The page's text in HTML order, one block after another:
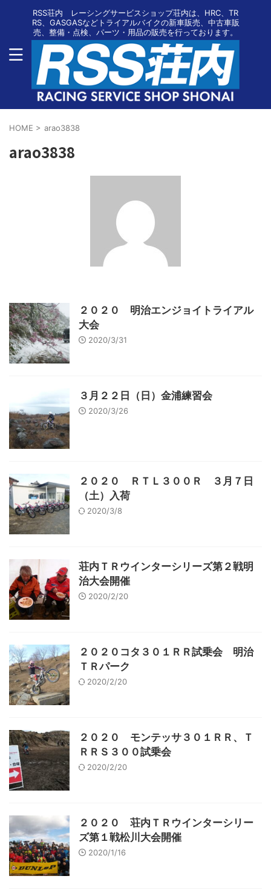
RSS荘内 レーシングサービスショップ荘内は、HRC、TR
RS、GASGASなどトライアルバイクの新車販売、中古車販
売、整備・点検、パーツ・用品の販売を行っております。
HOME > arao3838
arao3838
２０２０ 明治エンジョイトライアル
大会
2020/3/31
３月２２日（日）金浦練習会
2020/3/26
２０２０ ＲＴＬ３００Ｒ ３月７日
（土）入荷
2020/3/8
荘内ＴＲウインターシリーズ第２戦明
治大会開催
2020/2/20
２０２０コタ３０１ＲＲ試乗会 明治
ＴＲパーク
2020/2/20
２０２０ モンテッサ３０１ＲＲ、Ｔ
ＲＲＳ３００試乗会
2020/2/20
２０２０ 荘内ＴＲウインターシリー
ズ第１戦松川大会開催
2020/1/16